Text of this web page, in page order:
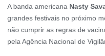
A banda americana Nasty
grandes festivais no próximo
não cumprir as regras de
pela Agência Nacional de